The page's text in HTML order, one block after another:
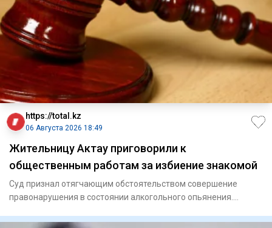
https://total.kz
06 Августа 2026 18:49
Жительницу Актау приговорили к
общественным работам за избиение знакомой
Суд признал отягчающим обстоятельством совершение
правонарушения в состоянии алкогольного опьянения.